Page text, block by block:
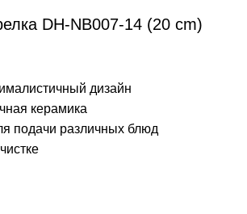
DH-NB007-14 (20 cm)
дизайн
керамика
подачи различных блюд